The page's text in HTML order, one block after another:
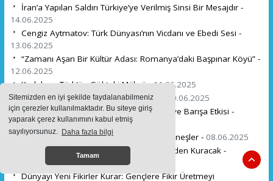
Sitemizden en iyi şekilde faydalanabilmeniz
için çerezler kullanılmaktadır. Bu siteye giriş
yaparak çerez kullanımını kabul etmiş
sayılıyorsunuz. Daha fazla bilgi
Tamam
İran’a Yapılan Saldırı Türkiye’ye Verilmiş Sinsi Bir Mesajdır -
14.06.2025
Cengiz Aytmatov: Türk Dünyası’nın Vicdanı ve Ebedi Sesi -
13.06.2025
“Zamanı Aşan Bir Kültür Adası: Romanya’daki Başpınar Köyü” -
12.06.2025
Kızılelma: Türk'ün Gökteki Mührü -11.06.2025
Dünya Yönetimine Türkiye Hazır mı? -
10.06.2025
Türk Milletinin Dünya Üzerindeki Adalet ve Barışa Etkisi -
09.06.2025
Hırsla Gelen Gölgeler, Azimle Doğan Güneşler - 08.06.2025
Yeni Gençlik, Yeni Fikirlerle Dünyayı Yeniden Kuracak -
08.06.2025
Dünyayı Yeni Fikirler Kurar: Gençlere Fikir Üretmeyi